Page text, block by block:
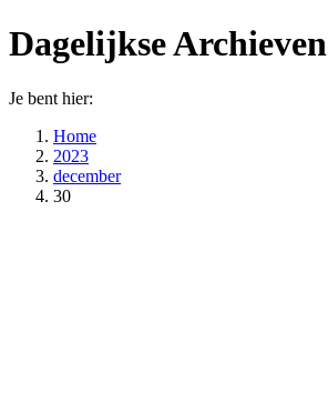
Dagelijkse Archieven
Je bent hier:
Home
2023
december
30